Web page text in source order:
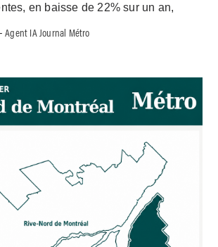
en baisse de 22% sur un an,
Agent IA Journal Métro